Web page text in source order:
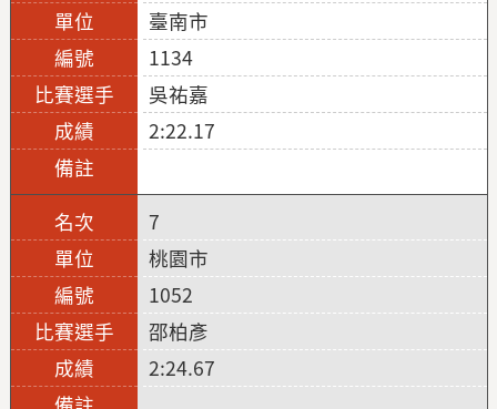
臺南市
1134
吳祐嘉
2:22.17
7
桃園市
1052
邵柏彥
2:24.67